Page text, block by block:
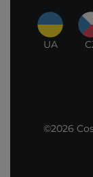
UA
©2026